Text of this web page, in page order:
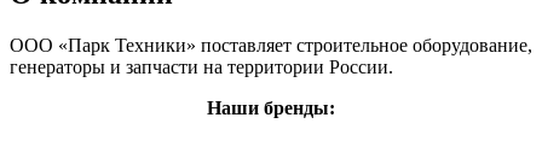
ООО «Парк Техники» поставляет строительное оборудование,
генераторы и запчасти на территории России.
Наши бренды: